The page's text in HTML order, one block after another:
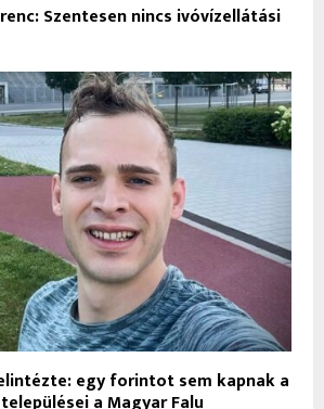
Szentesen nincs ivóvízellátási
egy forintot sem kapnak a